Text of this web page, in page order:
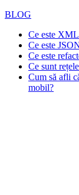
BLOG
Ce este
Ce este
Ce este
Ce sunt
Cum să afli
mobil?